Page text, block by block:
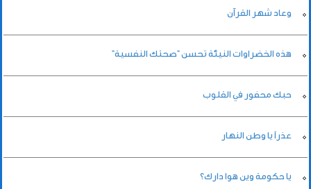
وعاد شهر القرآن
هذه الخضراوات النيئة تحسن "صحتك النفسية"
حبك محفور في القلوب
عذراً يا وطن النهار
يا حكومة وين هوا دارك؟